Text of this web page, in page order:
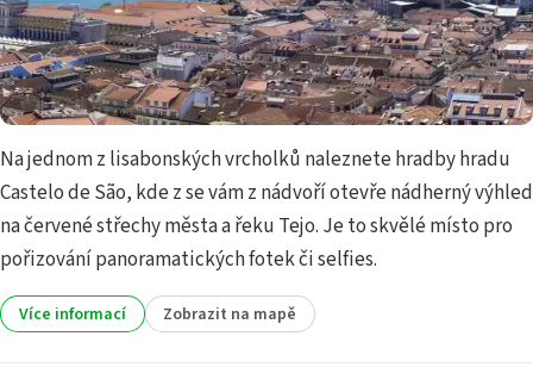
Na jednom z lisabonských vrcholků naleznete hradby hradu
Castelo de São, kde z se vám z nádvoří otevře nádherný výhled
na červené střechy města a řeku Tejo. Je to skvělé místo pro
pořizování panoramatických fotek či selfies.
Více informací Zobrazit na mapě